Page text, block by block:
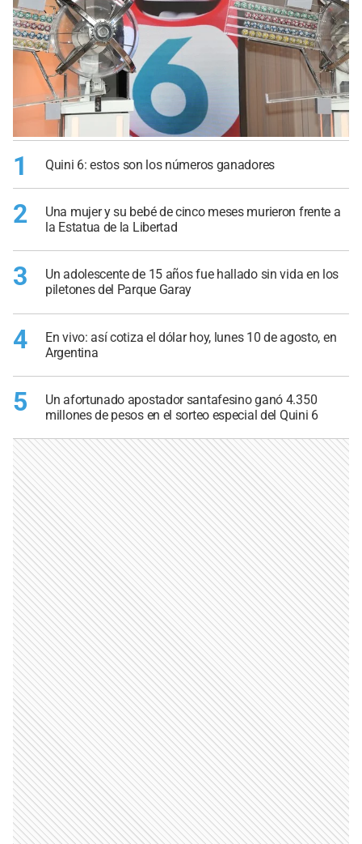
1 Quini 6: estos son los números ganadores
2
Una mujer y su bebé de cinco meses murieron frente a
la Estatua de la Libertad
3
Un adolescente de 15 años fue hallado sin vida en los
piletones del Parque Garay
4
En vivo: así cotiza el dólar hoy, lunes 10 de agosto, en
Argentina
5
Un afortunado apostador santafesino ganó 4.350
millones de pesos en el sorteo especial del Quini 6